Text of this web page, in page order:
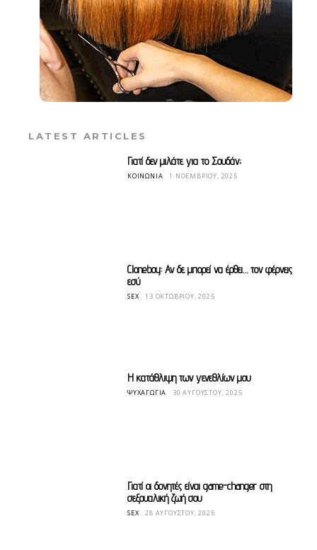
LATEST ARTICLES
Γιατί δεν μιλάτε για το Σουδάν;
ΚΟΙΝΩΝΊΑ 1 ΝΟΕΜΒΡΊΟΥ, 2025
Cloneboy: Αν δε μπορεί να έρθει… τον φέρνεις
εσύ
SEX 13 ΟΚΤΩΒΡΊΟΥ, 2025
Η κατάθλιψη των γενεθλίων μου
ΨΥΧΑΓΩΓΊΑ 30 ΑΥΓΟΎΣΤΟΥ, 2025
Γιατί οι δονητές είναι game-changer στη
σεξουαλική ζωή σου
SEX 28 ΑΥΓΟΎΣΤΟΥ, 2025